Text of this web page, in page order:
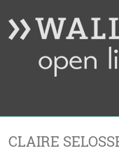
CLAIRE